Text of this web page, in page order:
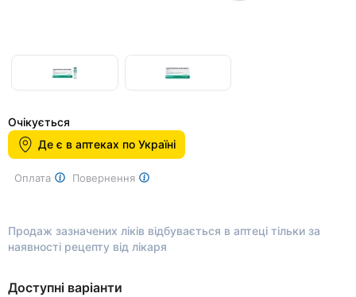
Item
of
1
of
2
Очікується
Де є в аптеках по Україні
Оплата Повернення
Продаж зазначених ліків відбувається в аптеці тільки за
наявності рецепту від лікаря
Доступні варіанти